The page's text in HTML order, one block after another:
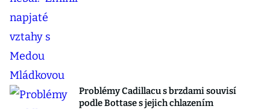
Problémy Cadillacu s brzdami souvisí
podle Bottase s jejich chlazením